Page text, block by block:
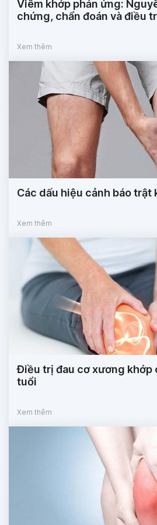
Viêm khớp phản ứng:
chứng, chẩn đoán và điều
Xem thêm
Các dấu hiệu cảnh báo trật
Xem thêm
Điều trị đau cơ xương khớp
tuổi
Xem thêm